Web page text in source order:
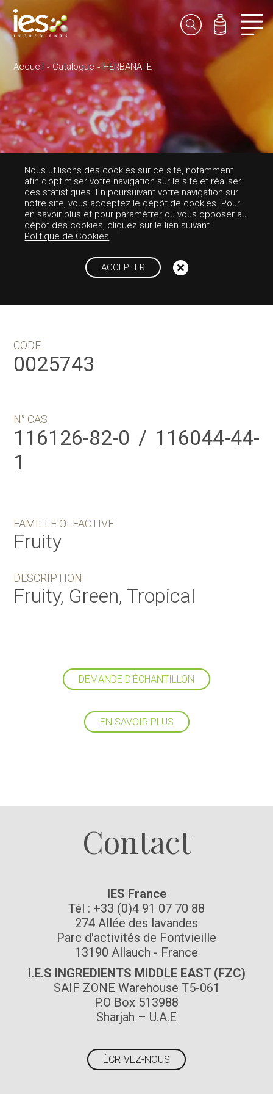
Accueil Catalogue HERBANATE
PARFUMS-FRUITÉE
HERBANATE
Nous utilisons des cookies sur ce site, notamment
afin d’optimiser votre navigation sur le site et réaliser
des statistiques. En poursuivant votre navigation sur
notre site, vous acceptez le dépôt de cookies. Pour
en savoir plus et pour paramétrer ou vous opposer au
dépôt des cookies, cliquez sur le lien suivant :
Politique de Cookies
ACCEPTER
CODE
0025743
N° CAS
116126-82-0 / 116044-44-
1
FAMILLE OLFACTIVE
Fruity
DESCRIPTION
Fruity, Green, Tropical
DEMANDE D'ÉCHANTILLON
EN SAVOIR PLUS
Contact
IES France
Tél : +33 (0)4 91 07 70 88
274 Allée des lavandes
Parc d'activités de Fontvieille
13190 Allauch - France
I.E.S INGREDIENTS MIDDLE EAST (FZC)
SAIF ZONE Warehouse T5-061
P.O Box 513988
Sharjah – U.A.E
ÉCRIVEZ-NOUS